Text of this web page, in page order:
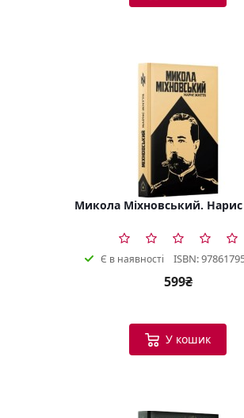
Микола Міхновський.
Є в наявності ISBN:
599₴
У кошик